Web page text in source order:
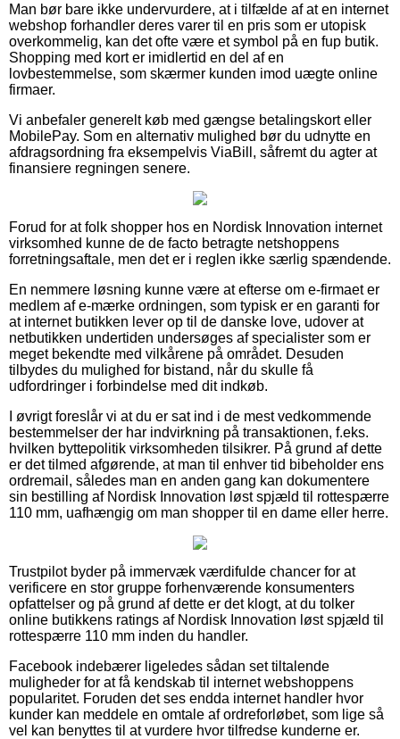
Man bør bare ikke undervurdere, at i tilfælde af at en internet
webshop forhandler deres varer til en pris som er utopisk
overkommelig, kan det ofte være et symbol på en fup butik.
Shopping med kort er imidlertid en del af en
lovbestemmelse, som skærmer kunden imod uægte online
firmaer.
Vi anbefaler generelt køb med gængse betalingskort eller
MobilePay. Som en alternativ mulighed bør du udnytte en
afdragsordning fra eksempelvis ViaBill, såfremt du agter at
finansiere regningen senere.
Forud for at folk shopper hos en Nordisk Innovation internet
virksomhed kunne de de facto betragte netshoppens
forretningsaftale, men det er i reglen ikke særlig spændende.
En nemmere løsning kunne være at efterse om e-firmaet er
medlem af e-mærke ordningen, som typisk er en garanti for
at internet butikken lever op til de danske love, udover at
netbutikken undertiden undersøges af specialister som er
meget bekendte med vilkårene på området. Desuden
tilbydes du mulighed for bistand, når du skulle få
udfordringer i forbindelse med dit indkøb.
I øvrigt foreslår vi at du er sat ind i de mest vedkommende
bestemmelser der har indvirkning på transaktionen, f.eks.
hvilken byttepolitik virksomheden tilsikrer. På grund af dette
er det tilmed afgørende, at man til enhver tid bibeholder ens
ordremail, således man en anden gang kan dokumentere
sin bestilling af Nordisk Innovation løst spjæld til rottespærre
110 mm, uafhængig om man shopper til en dame eller herre.
Trustpilot byder på immervæk værdifulde chancer for at
verificere en stor gruppe forhenværende konsumenters
opfattelser og på grund af dette er det klogt, at du tolker
online butikkens ratings af Nordisk Innovation løst spjæld til
rottespærre 110 mm inden du handler.
Facebook indebærer ligeledes sådan set tiltalende
muligheder for at få kendskab til internet webshoppens
popularitet. Foruden det ses endda internet handler hvor
kunder kan meddele en omtale af ordreforløbet, som lige så
vel kan benyttes til at vurdere hvor tilfredse kunderne er.